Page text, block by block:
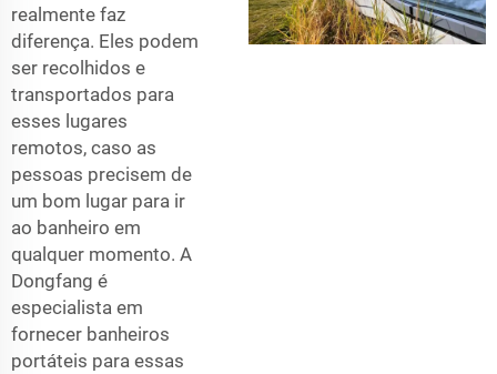
realmente faz
diferença. Eles podem
ser recolhidos e
transportados para
esses lugares
remotos, caso as
pessoas precisem de
um bom lugar para ir
ao banheiro em
qualquer momento. A
Dongfang é
especialista em
fornecer banheiros
portáteis para essas